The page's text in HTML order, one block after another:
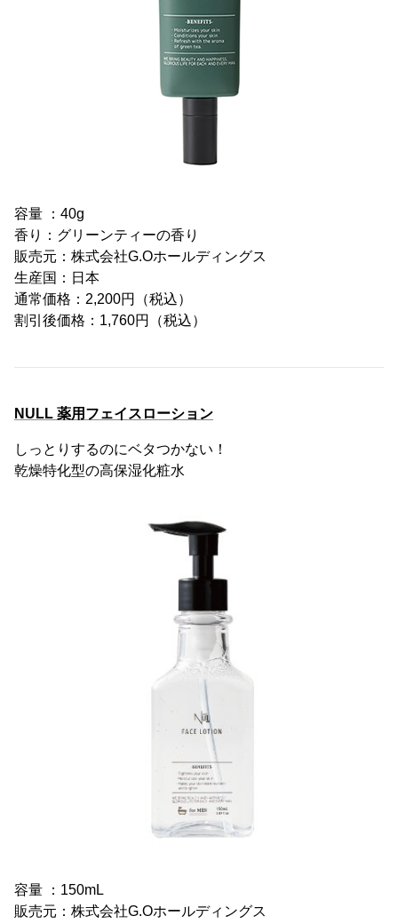
容量 ：40g
香り：グリーンティーの香り
販売元：株式会社G.Oホールディングス
生産国：日本
通常価格：2,200円（税込）
割引後価格：1,760円（税込）
NULL 薬用フェイスローション
しっとりするのにベタつかない！
乾燥特化型の高保湿化粧水
容量 ：150mL
販売元：株式会社G.Oホールディングス